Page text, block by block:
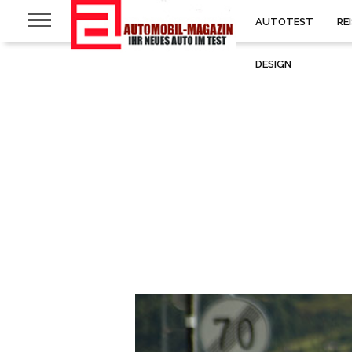
AUTOTEST
DESIGN